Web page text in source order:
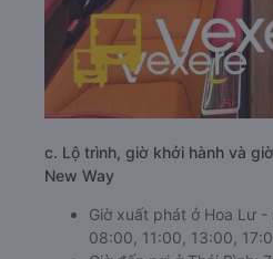
c. Lộ trình, giờ khởi hành và
New Way
Giờ xuất phát ở Hoa Lư
08:00, 11:00, 13:00,